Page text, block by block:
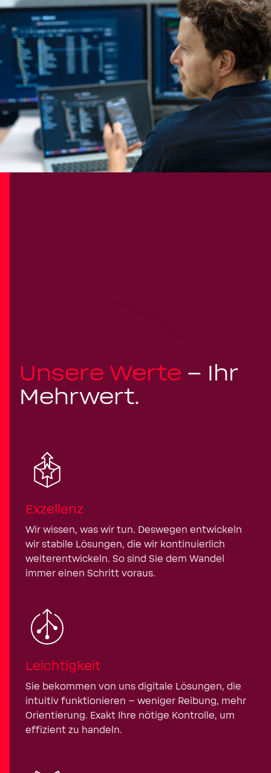
Unsere Werte – Ihr
Mehrwert.
Exzellenz
Wir wissen, was wir tun. Deswegen entwickeln
wir stabile Lösungen, die wir kontinuierlich
weiterentwickeln. So sind Sie dem Wandel
immer einen Schritt voraus.
Leichtigkeit
Sie bekommen von uns digitale Lösungen, die
intuitiv funktionieren – weniger Reibung, mehr
Orientierung. Exakt Ihre nötige Kontrolle, um
effizient zu handeln.